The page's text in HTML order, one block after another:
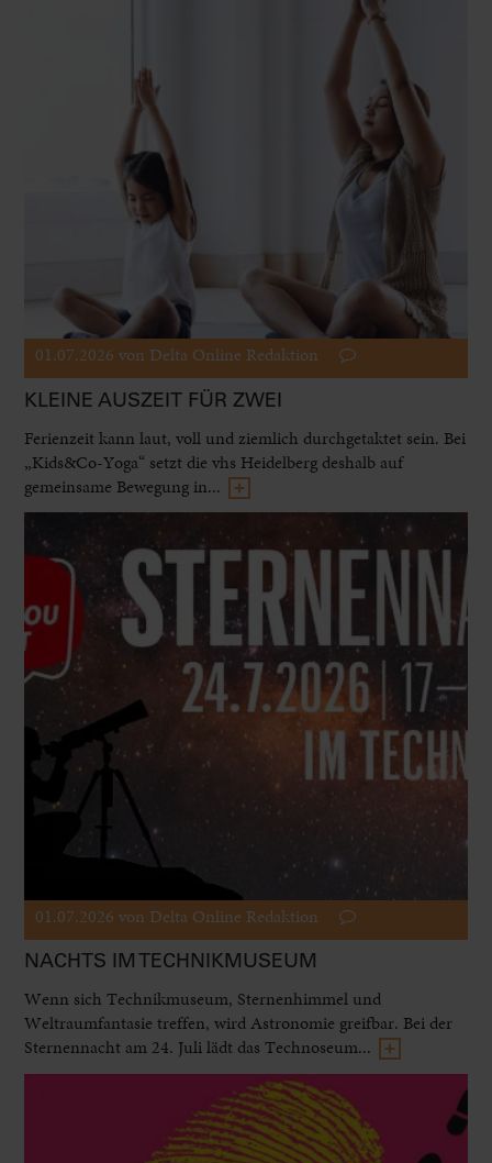
01.07.2026 von Delta Online Redaktion
KLEINE AUSZEIT FÜR ZWEI
Ferienzeit kann laut, voll und ziemlich durchgetaktet sein. Bei
„Kids&Co-Yoga“ setzt die vhs Heidelberg deshalb auf
gemeinsame Bewegung in...
01.07.2026 von Delta Online Redaktion
NACHTS IM TECHNIKMUSEUM
Wenn sich Technikmuseum, Sternenhimmel und
Weltraumfantasie treffen, wird Astronomie greifbar. Bei der
Sternennacht am 24. Juli lädt das Technoseum...